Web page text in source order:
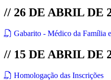
// 26 DE ABRIL DE
Gabarito - Médico da Família
// 15 DE ABRIL DE
Homologação das Inscrições